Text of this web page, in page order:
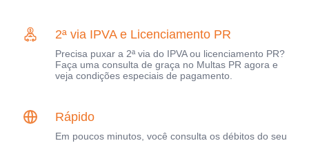
2ª via IPVA e Licenciamento PR
Precisa puxar a 2ª via do IPVA ou licenciamento PR?
Faça uma consulta de graça no Multas PR agora e
veja condições especiais de pagamento.
Rápido
Em poucos minutos, você consulta os débitos do seu